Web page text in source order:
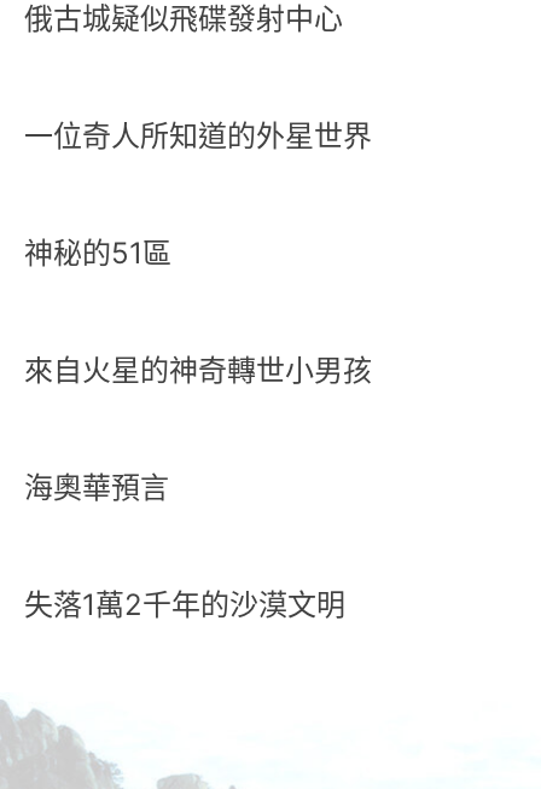
俄古城疑似飛碟發射中心
一位奇人所知道的外星世界
神秘的51區
來自火星的神奇轉世小男孩
海奧華預言
失落1萬2千年的沙漠文明